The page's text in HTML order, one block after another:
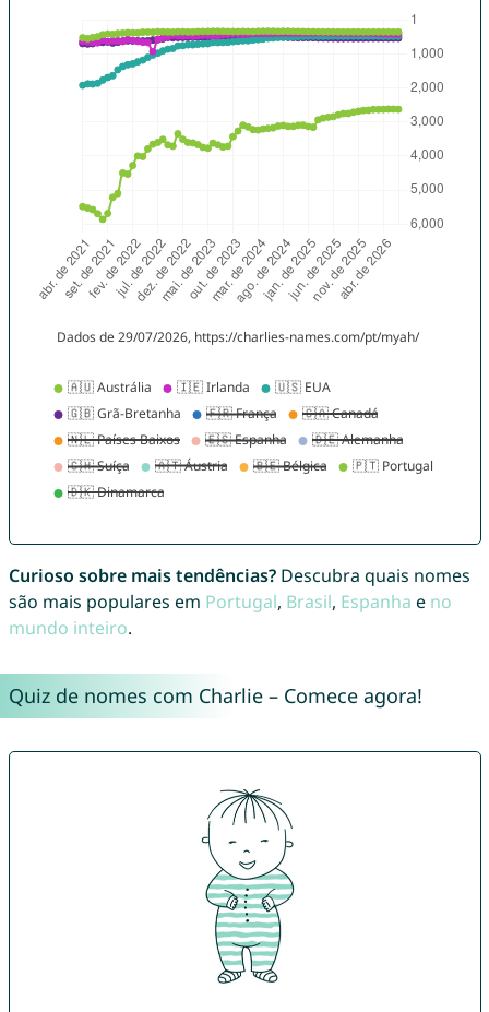
Curioso sobre mais tendências?Descubra quais nomes
são mais populares em Portugal, Brasil, Espanha e no
mundo inteiro.
Quiz de nomes com Charlie – Comece agora!